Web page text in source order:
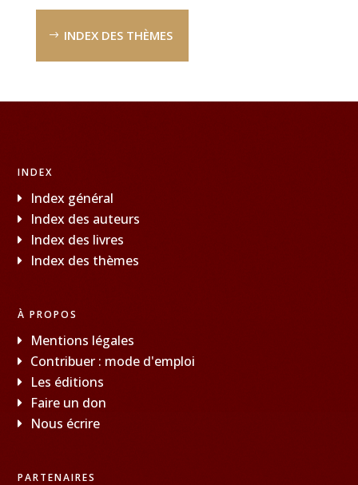
INDEX DES THÈMES
INDEX
Index général
Index des auteurs
Index des livres
Index des thèmes
À PROPOS
Mentions légales
Contribuer : mode d'emploi
Les éditions
Faire un don
Nous écrire
PARTENAIRES